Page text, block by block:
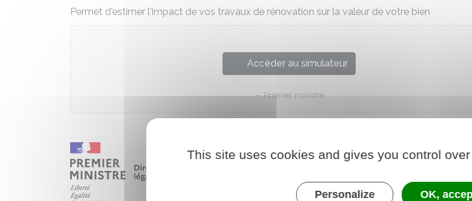
Permet d'estimer l'impact de vos travaux de rénovation sur la valeur de votre bien
Accéder au simulateur
Premier ministre
This site uses cookies and gives you control
Personalize OK,